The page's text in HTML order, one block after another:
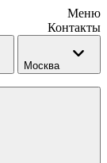
Меню
Контакты
Москва